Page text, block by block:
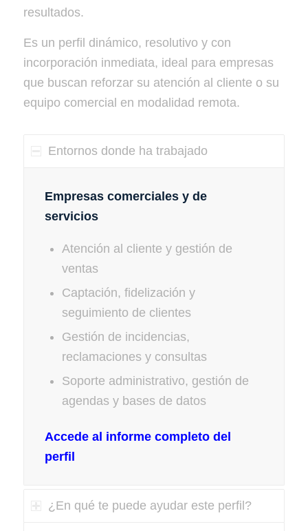
resultados.
Es un perfil dinámico, resolutivo y con
incorporación inmediata, ideal para empresas
que buscan reforzar su atención al cliente o su
equipo comercial en modalidad remota.
Entornos donde ha trabajado
Empresas comerciales y de
servicios
Atención al cliente y gestión de
ventas
Captación, fidelización y
seguimiento de clientes
Gestión de incidencias,
reclamaciones y consultas
Soporte administrativo, gestión de
agendas y bases de datos
Accede al informe completo del
perfil
¿En qué te puede ayudar este perfil?